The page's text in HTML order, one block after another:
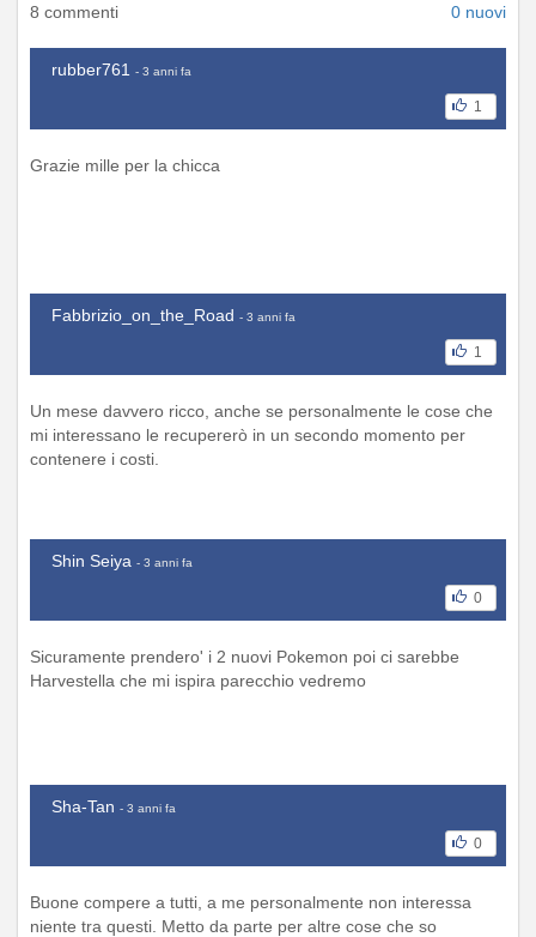
8 commenti 0 nuovi
rubber761 - 3 anni fa
1
Grazie mille per la chicca
Fabbrizio_on_the_Road - 3 anni fa
1
Un mese davvero ricco, anche se personalmente le cose che
mi interessano le recupererò in un secondo momento per
contenere i costi.
Shin Seiya - 3 anni fa
0
Sicuramente prendero' i 2 nuovi Pokemon poi ci sarebbe
Harvestella che mi ispira parecchio vedremo
Sha-Tan - 3 anni fa
0
Buone compere a tutti, a me personalmente non interessa
niente tra questi. Metto da parte per altre cose che so